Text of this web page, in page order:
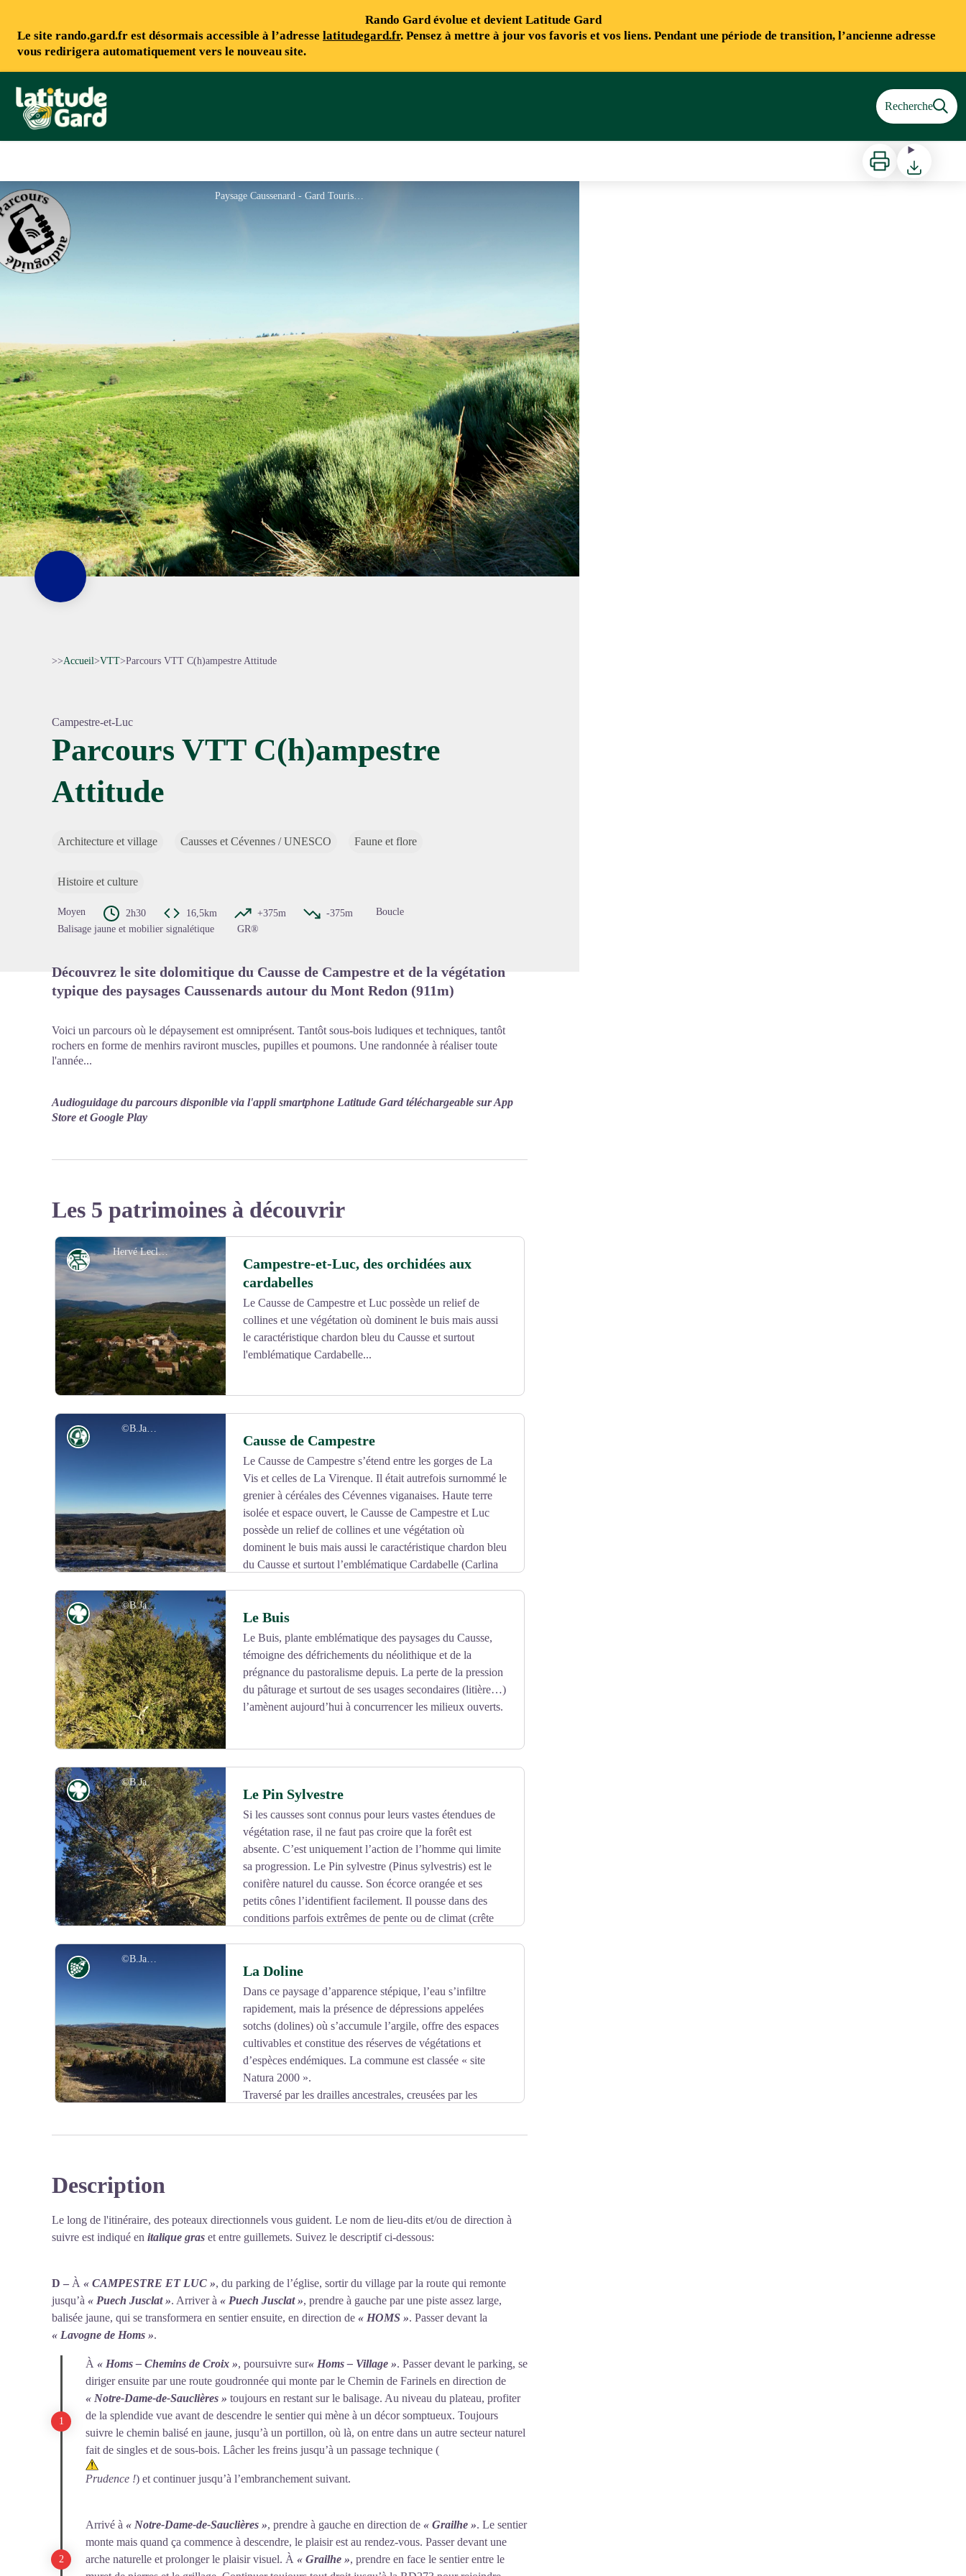
Rando Gard évolue et devient Latitude Gard
Le site rando.gard.fr est désormais accessible à l’adresse latitudegard.fr. Pensez à mettre à jour vos favoris et vos liens. Pendant une période de transition, l’ancienne adresse
vous redirigera automatiquement vers le nouveau site.
Rando Gard Recherche
Imprimer Télécharger
Paysage Caussenard - Gard Tourisme
>>Accueil>VTT>Parcours VTT C(h)ampestre Attitude
Campestre-et-Luc
Parcours VTT C(h)ampestre
Attitude
Architecture et village Causses et Cévennes / UNESCO Faune et flore
Histoire et culture
Moyen 2h30 16,5km +375m -375m
Boucle
Balisage jaune et mobilier signalétique
GR®
Découvrez le site dolomitique du Causse de Campestre et de la végétation
typique des paysages Caussenards autour du Mont Redon (911m)
Voici un parcours où le dépaysement est omniprésent. Tantôt sous-bois ludiques et techniques, tantôt
rochers en forme de menhirs raviront muscles, pupilles et poumons. Une randonnée à réaliser toute
l'année...
Audioguidage du parcours disponible via l'appli smartphone Latitude Gard téléchargeable sur App
Store et Google Play
Les 5 patrimoines à découvrir
Hervé Leclair
Voir l'image en plein écran
Patrimoine
Campestre-et-Luc, des orchidées aux
cardabelles
Le Causse de Campestre et Luc possède un relief de
collines et une végétation où dominent le buis mais aussi
le caractéristique chardon bleu du Causse et surtout
l'emblématique Cardabelle...
©B.Jauré
Voir l'image en plein écran
Géologie Causse de Campestre
Le Causse de Campestre s’étend entre les gorges de La
Vis et celles de La Virenque. Il était autrefois surnommé le
grenier à céréales des Cévennes viganaises. Haute terre
isolée et espace ouvert, le Causse de Campestre et Luc
possède un relief de collines et une végétation où
dominent le buis mais aussi le caractéristique chardon bleu
du Causse et surtout l’emblématique Cardabelle (Carlina
rayonne comme un soleil et que l’on accrochait autrefois sur les portes des maisons et des
bergeries.
©B.Jauré
Voir l'image en plein écran
Flore Le Buis
Le Buis, plante emblématique des paysages du Causse,
témoigne des défrichements du néolithique et de la
prégnance du pastoralisme depuis. La perte de la pression
du pâturage et surtout de ses usages secondaires (litière…)
l’amènent aujourd’hui à concurrencer les milieux ouverts.
©B.Jauré
Voir l'image en plein écran
Flore Le Pin Sylvestre
Si les causses sont connus pour leurs vastes étendues de
végétation rase, il ne faut pas croire que la forêt est
absente. C’est uniquement l’action de l’homme qui limite
sa progression. Le Pin sylvestre (Pinus sylvestris) est le
conifère naturel du causse. Son écorce orangée et ses
petits cônes l’identifient facilement. Il pousse dans des
conditions parfois extrêmes de pente ou de climat (crête
largement planté sur les causses et qui a des grandes facultés d’adaptation aux sols maigres.
©B.Jauré
Voir l'image en plein écran
Vignoble et terroir La Doline
Dans ce paysage d’apparence stépique, l’eau s’infiltre
rapidement, mais la présence de dépressions appelées
sotchs (dolines) où s’accumule l’argile, offre des espaces
cultivables et constitue des réserves de végétations et
d’espèces endémiques. La commune est classée « site
Natura 2000 ».
Traversé par les drailles ancestrales, creusées par les
Description
Le long de l'itinéraire, des poteaux directionnels vous guident. Le nom de lieu-dits et/ou de direction à
suivre est indiqué en italique gras et entre guillemets. Suivez le descriptif ci-dessous:
D – À « CAMPESTRE ET LUC », du parking de l’église, sortir du village par la route qui remonte
jusqu’à « Puech Jusclat ». Arriver à « Puech Jusclat », prendre à gauche par une piste assez large,
balisée jaune, qui se transformera en sentier ensuite, en direction de « HOMS ». Passer devant la
« Lavogne de Homs ».
À « Homs – Chemins de Croix », poursuivre sur« Homs – Village ». Passer devant le parking, se
diriger ensuite par une route goudronnée qui monte par le Chemin de Farinels en direction de
« Notre-Dame-de-Sauclières » toujours en restant sur le balisage. Au niveau du plateau, profiter
de la splendide vue avant de descendre le sentier qui mène à un décor somptueux. Toujours
suivre le chemin balisé en jaune, jusqu’à un portillon, où là, on entre dans un autre secteur naturel
fait de singles et de sous-bois. Lâcher les freins jusqu’à un passage technique (
Prudence !) et continuer jusqu’à l’embranchement suivant.
Arrivé à « Notre-Dame-de-Sauclières », prendre à gauche en direction de « Grailhe ». Le sentier
monte mais quand ça commence à descendre, le plaisir est au rendez-vous. Passer devant une
arche naturelle et prolonger le plaisir visuel. À « Grailhe », prendre en face le sentier entre le